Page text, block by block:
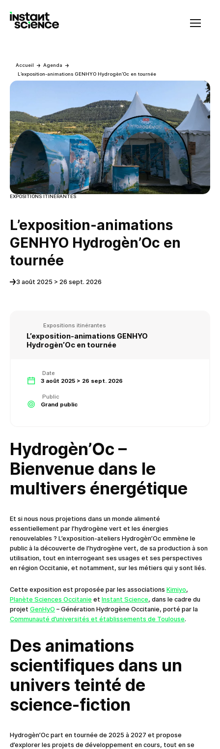
Accueil
Agenda
L’exposition-animations GENHYO Hydrogèn’Oc en tournée
EXPOSITIONS ITINÉRANTES
L’exposition-animations
GENHYO Hydrogèn’Oc en
tournée
3 août 2025 > 26 sept. 2026
Hydrogèn’Oc –
Bienvenue dans le
multivers énergétique
Et si nous nous projetions dans un monde alimenté
essentiellement par l’hydrogène vert et les énergies
renouvelables ? L’exposition-ateliers Hydrogèn’Oc emmène le
public à la découverte de l’hydrogène vert, de sa production à son
utilisation, tout en interrogeant ses usages et ses perspectives
en région Occitanie, et notamment, sur les métiers qui y sont liés.
Cette exposition est proposée par les associations Kimiyo,
Planète Sciences Occitanie et Instant Science, dans le cadre du
projet GenHyO – Génération Hydrogène Occitanie, porté par la
Communauté d’universités et établissements de Toulouse.
Des animations
scientifiques dans un
univers teinté de
science-fiction
Hydrogèn’Oc part en tournée de 2025 à 2027 et propose
d’explorer les projets de développement en cours, tout en se
Expositions itinérantes
L’exposition-animations GENHYO
Hydrogèn’Oc en tournée
Date
3 août 2025 > 26 sept. 2026
Public
Grand public